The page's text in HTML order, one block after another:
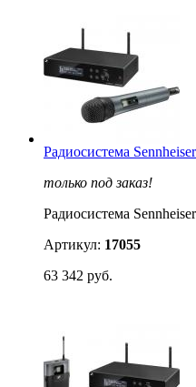
Радиосистема
только под заказ!
Радиосистема
Артикул: 17055
63 342 руб.